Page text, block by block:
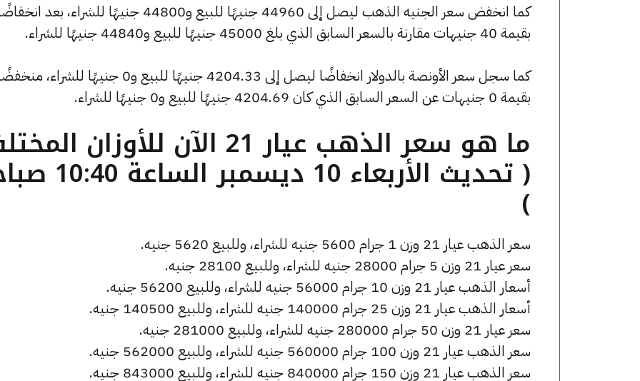
كما انخفض سعر الجنيه الذهب ليصل إلى 44960 جنيهًا للبيع و44800 جنيهًا للشراء، بعد
بقيمة 40 جنيهات مقارنة بالسعر السابق الذي بلغ 45000 جنيهًا للبيع و44840 جنيهًا للشراء.
كما سجل سعر الأونصة بالدولار انخفاضًا ليصل إلى 4204.33 جنيهًا للبيع و0 جنيهًا للشراء،
بقيمة 0 جنيهات عن السعر السابق الذي كان 4204.69 جنيهًا للبيع و0 جنيهًا للشراء.
ما هو سعر الذهب عيار 21 الآن للأوزان
( تحديث الأربعاء 10 ديسمبر
)
سعر الذهب عيار 21 وزن 1 جرام 5600 جنيه للشراء، وللبيع 5620 جنيه.
سعر عيار 21 وزن 5 جرام 28000 جنيه للشراء، وللبيع 28100 جنيه.
أسعار الذهب عيار 21 وزن 10 جرام 56000 جنيه للشراء، وللبيع 56200 جنيه.
أسعار الذهب عيار 21 وزن 25 جرام 140000 جنيه للشراء، وللبيع 140500 جنيه.
سعر عيار 21 وزن 50 جرام 280000 جنيه للشراء، وللبيع 281000 جنيه.
سعر الذهب عيار 21 وزن 100 جرام 560000 جنيه للشراء، وللبيع 562000 جنيه.
سعر الذهب عيار 21 وزن 150 جرام 840000 جنيه للشراء، وللبيع 843000 جنيه.